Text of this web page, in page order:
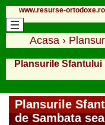
www.resurse-
Acasa ›
Plansurile Sfantului
Plansurile
de Sambata